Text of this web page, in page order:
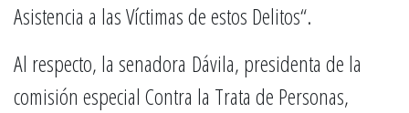
Asistencia a las Víctimas de estos Delitos“.
Al respecto, la senadora Dávila, presidenta de la
comisión especial Contra la Trata de Personas,